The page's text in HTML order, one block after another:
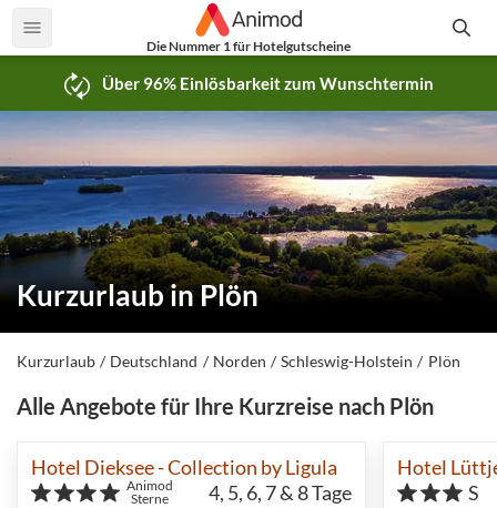
Die Nummer 1 für Hotelgutscheine
Über 96% Einlösbarkeit zum Wunschtermin
Kurzurlaub in Plön
Kurzurlaub Deutschland Norden Schleswig-Holstein Plön
Alle Angebote für Ihre Kurzreise nach Plön
Hotel Dieksee - Collection by Ligula
Animod
Sterne
4, 5, 6, 7 & 8Tage
Hotel
S